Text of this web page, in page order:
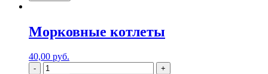
Морковные котлеты
40,00 руб.